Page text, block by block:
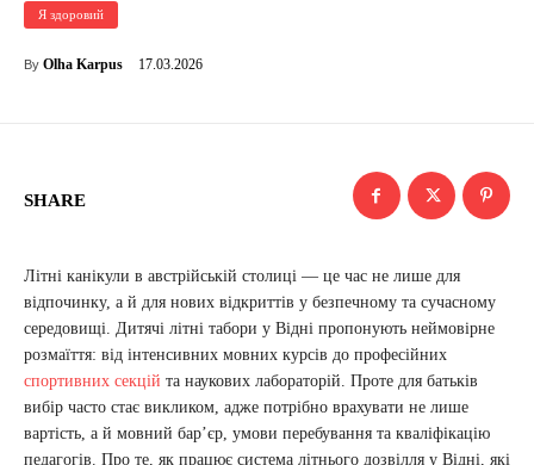
Я здоровий
By Olha Karpus 17.03.2026
SHARE
Літні канікули в австрійській столиці — це час не лише для
відпочинку, а й для нових відкриттів у безпечному та сучасному
середовищі. Дитячі літні табори у Відні пропонують неймовірне
розмаїття: від інтенсивних мовних курсів до професійних
спортивних секцій та наукових лабораторій. Проте для батьків
вибір часто стає викликом, адже потрібно врахувати не лише
вартість, а й мовний бар’єр, умови перебування та кваліфікацію
педагогів. Про те, як працює система літнього дозвілля у Відні, які